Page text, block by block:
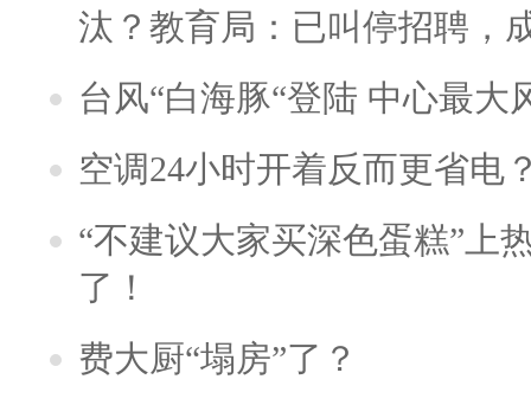
汰？教育局：已叫停招聘，
台风“白海豚“登陆 中心最大
空调24小时开着反而更省电
“不建议大家买深色蛋糕”上
了！
费大厨“塌房”了？